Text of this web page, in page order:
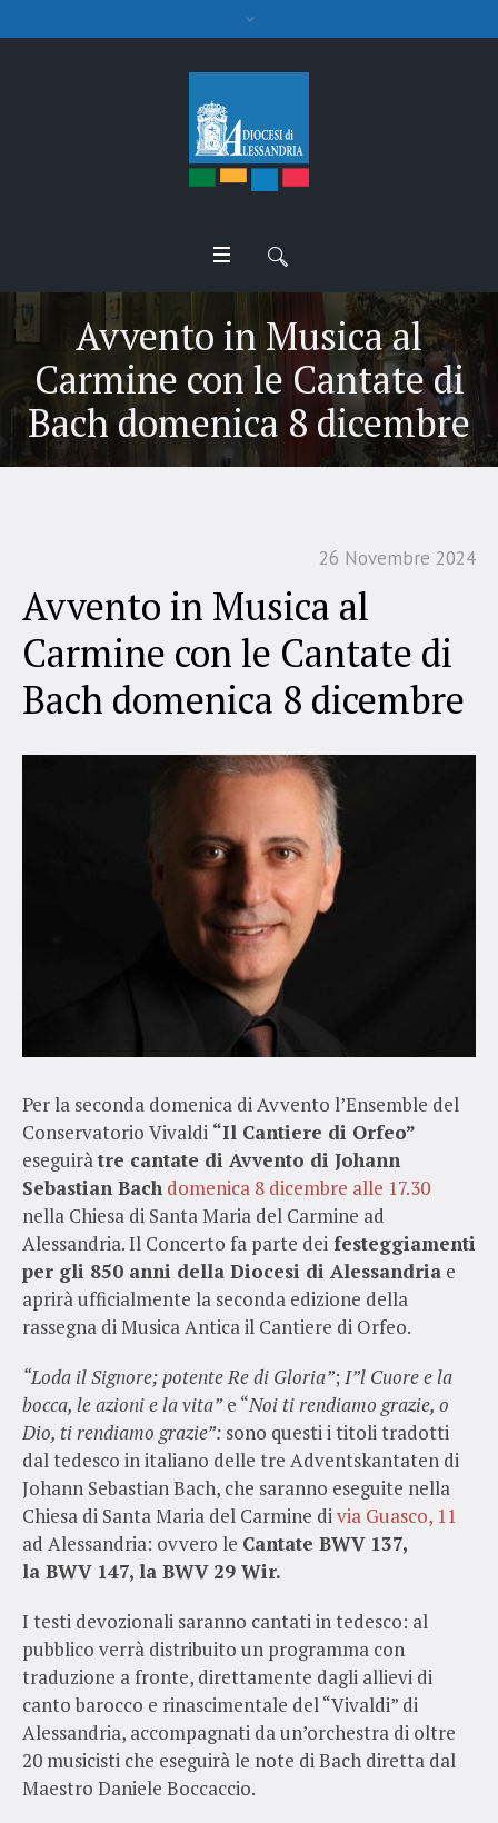
Avvento in Musica al
Carmine con le Cantate di
Bach domenica 8 dicembre
26 Novembre 2024
Avvento in Musica al
Carmine con le Cantate di
Bach domenica 8 dicembre
Per la seconda domenica di Avvento l’Ensemble del
Conservatorio Vivaldi “Il Cantiere di Orfeo”
eseguiràtre cantate di Avvento di Johann
Sebastian Bach domenica 8 dicembre alle 17.30
nella Chiesa di Santa Maria del Carmine ad
Alessandria. Il Concerto fa parte dei festeggiamenti
per gli 850 anni della Diocesi di Alessandria e
aprirà ufficialmente la seconda edizione della
rassegna di Musica Antica il Cantiere di Orfeo.
“Loda il Signore; potente Re di Gloria”; I”l Cuore e la
bocca, le azioni e la vita” e “Noi ti rendiamo grazie, o
Dio, ti rendiamo grazie”: sono questi i titoli tradotti
dal tedesco in italiano delle tre Adventskantaten di
Johann Sebastian Bach, che saranno eseguite nella
Chiesa di Santa Maria del Carmine divia Guasco, 11
ad Alessandria: ovvero le Cantate BWV 137,
la BWV 147, la BWV 29 Wir.
I testi devozionali saranno cantati in tedesco: al
pubblico verrà distribuito un programma con
traduzione a fronte, direttamente dagli allievi di
canto barocco e rinascimentale del “Vivaldi” di
Alessandria, accompagnati da un’orchestra di oltre
20 musicisti che eseguirà le note di Bach diretta dal
Maestro Daniele Boccaccio.